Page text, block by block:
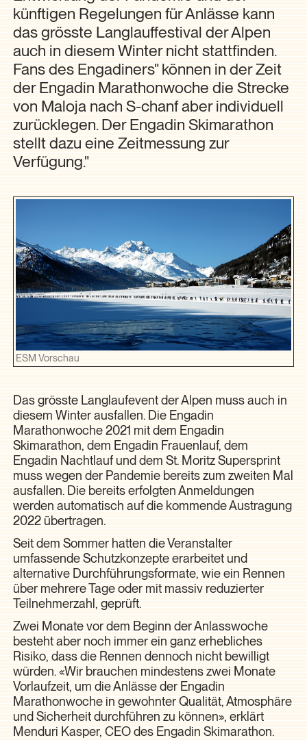
künftigen Regelungen für Anlässe kann
das grösste Langlauffestival der Alpen
auch in diesem Winter nicht stattfinden.
Fans des Engadiners" können in der Zeit
der Engadin Marathonwoche die Strecke
von Maloja nach S-chanf aber individuell
zurücklegen. Der Engadin Skimarathon
stellt dazu eine Zeitmessung zur
Verfügung."
ESM Vorschau
Das grösste Langlaufevent der Alpen muss auch in
diesem Winter ausfallen. Die Engadin
Marathonwoche 2021 mit dem Engadin
Skimarathon, dem Engadin Frauenlauf, dem
Engadin Nachtlauf und dem St. Moritz Supersprint
muss wegen der Pandemie bereits zum zweiten Mal
ausfallen. Die bereits erfolgten Anmeldungen
werden automatisch auf die kommende Austragung
2022 übertragen.
Seit dem Sommer hatten die Veranstalter
umfassende Schutzkonzepte erarbeitet und
alternative Durchführungsformate, wie ein Rennen
über mehrere Tage oder mit massiv reduzierter
Teilnehmerzahl, geprüft.
Zwei Monate vor dem Beginn der Anlasswoche
besteht aber noch immer ein ganz erhebliches
Risiko, dass die Rennen dennoch nicht bewilligt
würden. «Wir brauchen mindestens zwei Monate
Vorlaufzeit, um die Anlässe der Engadin
Marathonwoche in gewohnter Qualität, Atmosphäre
und Sicherheit durchführen zu können», erklärt
Menduri Kasper, CEO des Engadin Skimarathon.